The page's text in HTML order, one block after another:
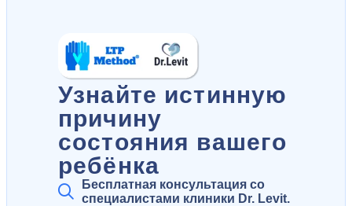
Узнайте истинную
причину
состояния вашего
ребёнка
Бесплатная консультация со
специалистами клиники Dr. Levit.